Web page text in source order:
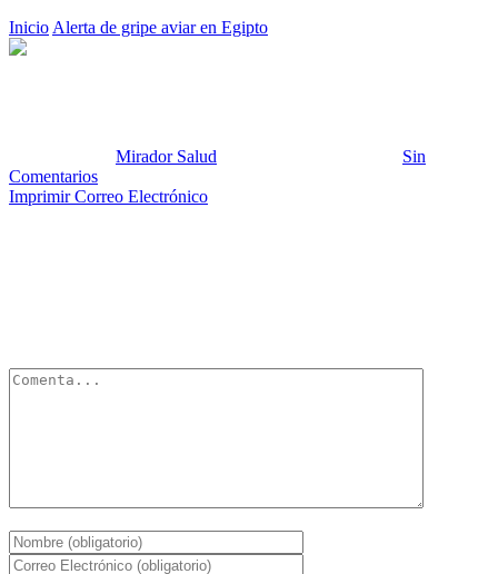
Inicio Alerta de gripe aviar en Egipto
Mirador Salud
Sin
Comentarios
Imprimir Correo Electrónico